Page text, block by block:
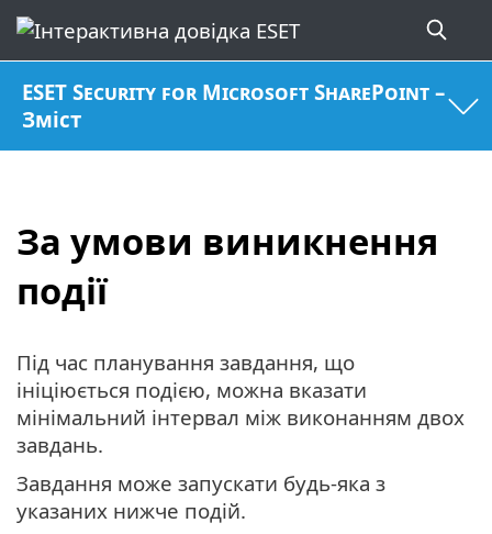
ESET Security for Microsoft SharePoint –
Зміст
За умови виникнення
події
Під час планування завдання, що
ініціюється подією, можна вказати
мінімальний інтервал між виконанням двох
завдань.
Завдання може запускати будь-яка з
указаних нижче подій.